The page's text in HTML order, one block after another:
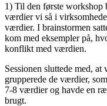
1) Til den første workshop
værdier vi så i
værdier. I brainstormen
kom med eksempler på,
konflikt med værdien.
Sessionen sluttede med,
grupperede de værdier,
7-8 værdier og havde en
brugt.